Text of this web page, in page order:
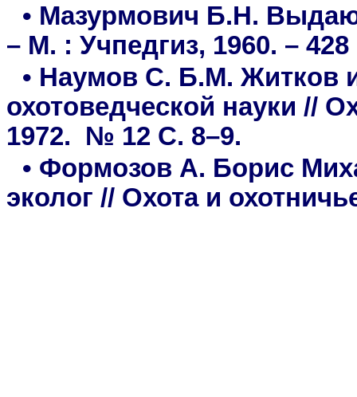
• Мазурмович Б.Н.
– М. : Учпедгиз, 1960. – 428
• Наумов С. Б.М. Житков
охотоведческой науки //
1972. № 12 С. 8–9.
• Формозов А. Борис
эколог // Охота и